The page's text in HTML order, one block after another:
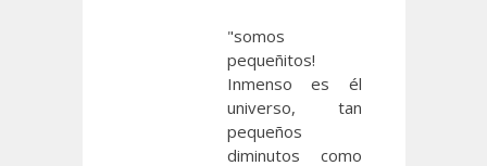
"somos
pequeñitos!
Inmenso es él
universo, tan
pequeños
diminutos como